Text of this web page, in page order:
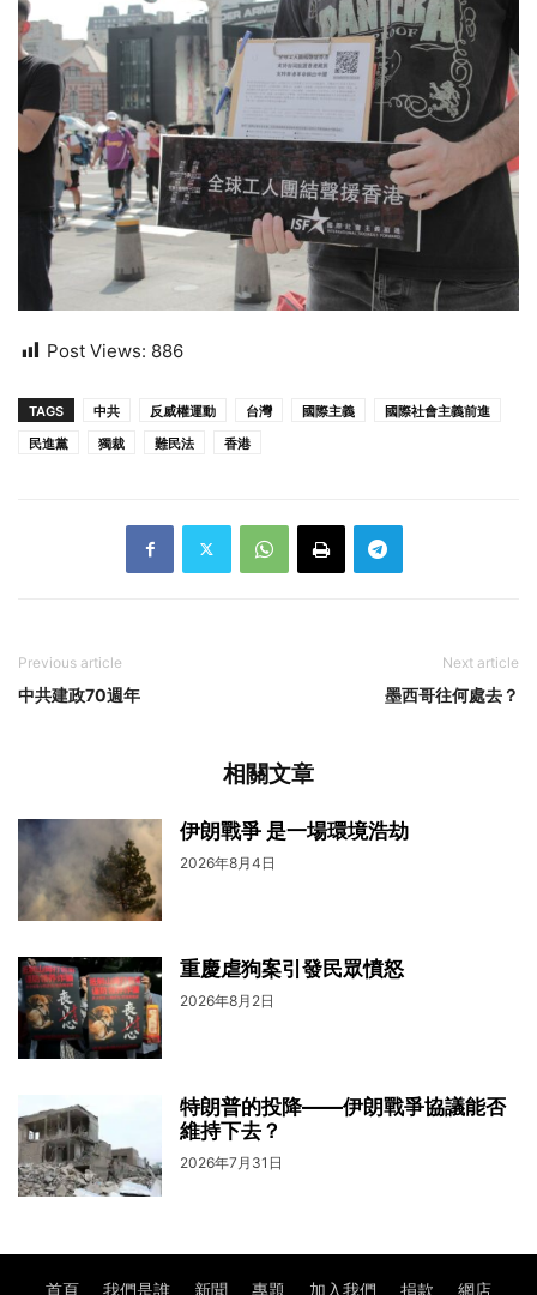
Post Views: 886
TAGS 中共 反威權運動 台灣 國際主義
國際社會主義前進
民進黨
獨裁 難民法 香港
Previous article
中共建政70週年
Next article
墨西哥往何處去？
相關文章
伊朗戰爭 是一場環境浩劫
2026年8月4日
重慶虐狗案引發民眾憤怒
2026年8月2日
特朗普的投降——伊朗戰爭協議能否
維持下去？
2026年7月31日
首頁 我們是誰 新聞 專題 加入我們 捐款 網店